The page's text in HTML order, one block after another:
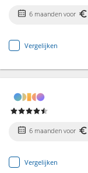
6 maanden voor
Vergelijken
6 maanden voor
Vergelijken